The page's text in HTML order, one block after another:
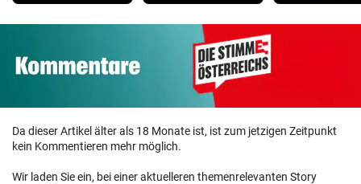
Da dieser Artikel älter als 18 Monate ist, ist zum jetzigen Zeitpunkt
kein Kommentieren mehr möglich.
Wir laden Sie ein, bei einer aktuelleren themenrelevanten Story